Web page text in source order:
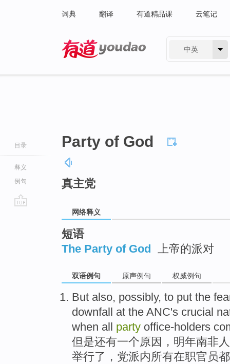
词典 翻译 有道精品课 云笔记
中英
目录
释义
例句
Party of God
真主党
网络释义
短语
The Party of God
上帝的派对
双语例句 原声例句 权威例句
But also, possibly, to put the
downfall
at the ANC's crucial
when all party office-holders
但是还有一个原因， 明年南非人
举行了， 党派内所有在职官员